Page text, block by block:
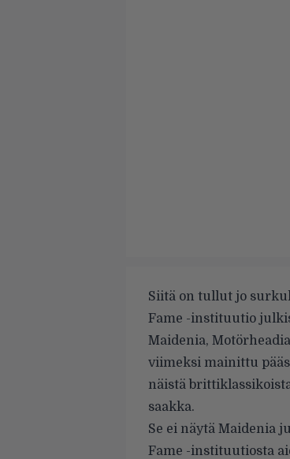
Siitä on tullut jo
Fame -instituutio
Maidenia,
viimeksi mainittu
näistä
saakka.
Se ei näytä Maidenia
Fame -instituutiosta